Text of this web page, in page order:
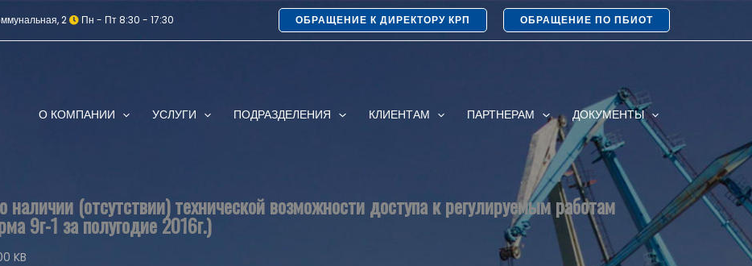
2 Пн - Пт 8:30 - 17:30 ОБРАЩЕНИЕ К ДИРЕКТОРУ КРП ОБРАЩЕНИЕ ПО ПБИОТ
О КОМПАНИИ УСЛУГИ ПОДРАЗДЕЛЕНИЯ КЛИЕНТАМ ПАРТНЕРАМ ДОКУМЕНТЫ
(отсутствии) технической возможности доступа к регулируемым работам
9г-1 за полугодие 2016г.)
KB